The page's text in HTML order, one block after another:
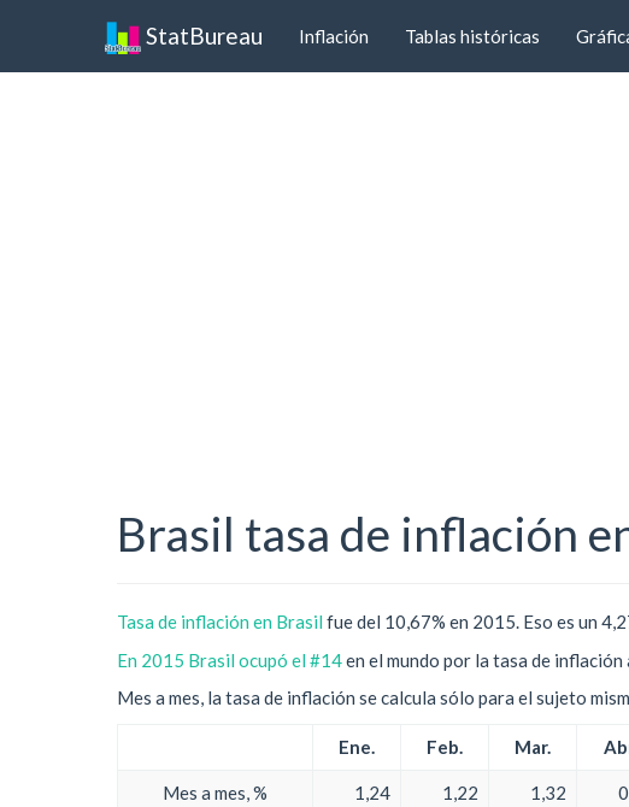
StatBureau Inflación Tablas históricas
Brasil tasa de inflación
Tasa de inflación en Brasil fue del 10,67% en 2015. Eso es un
En 2015 Brasil ocupó el #14en el mundo por la tasa de inflación
Mes a mes, la tasa de inflación se calcula sólo para el sujeto
Ene. Feb. Mar.
Mes a mes, % 1,24 1,22 1,32